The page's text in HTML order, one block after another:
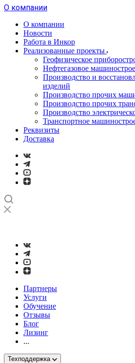
О компании
О компании
Новости
Работа в Инкор
Реализованные проекты
Геофизическое
Нефтегазовое
Производство и
изделий
Производство прочих
Производство прочих
Производство
Транспортное
Реквизиты
Доставка
Партнеры
Услуги
Обучение
Отзывы
Блог
Лизинг
...
Техподдержка